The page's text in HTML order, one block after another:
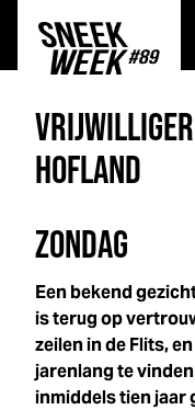
HOFLAND
ZONDAG
Een bekend
is terug op
zeilen in de Flits,
jarenlang te
inmiddels tien jaar